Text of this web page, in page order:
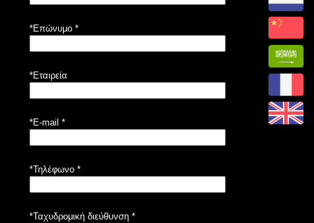
*Επώνυμο *
*Εταιρεία
*E-mail *
*Τηλέφωνο *
*Ταχυδρομική διεύθυνση *